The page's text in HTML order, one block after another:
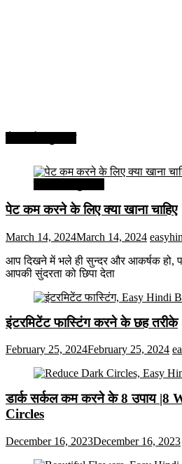
पेट कम करने के लिए क्या खाना चाहिए
March 14, 2024March 14, 2024
आप दिखने में भले ही सुन्दर और आकर्षक हो,
आपकी सुंदरता को छिपा देता
इंटरमिटेंट फास्टिंग करने के छह तरीके
February 25, 2024February 25, 2024
डार्क सर्कल कम करने के 8 उपाय |8
Circles
December 16, 2023December 16, 2023